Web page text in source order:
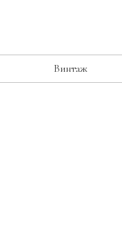
Винтаж